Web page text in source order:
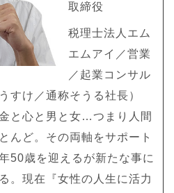
取締役
税理士法人エム
エムアイ／営業
／起業コンサル
すけ／通称そうる社長）
と心と男と女…つまり人間
んど。その両軸をサポート
50歳を迎えるが新たな事に
。現在『女性の人生に活力